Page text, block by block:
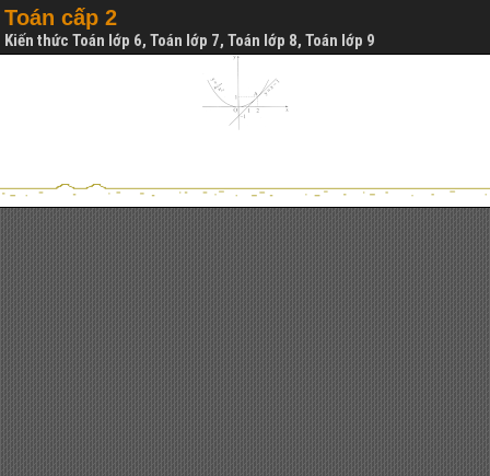
Toán cấp 2
Kiến thức Toán lớp 6, Toán lớp 7, Toán lớp 8, Toán lớp 9